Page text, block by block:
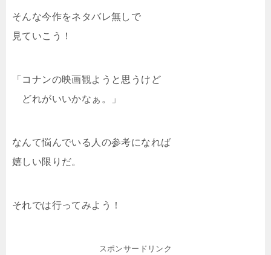
そんな今作をネタバレ無しで
見ていこう！
「コナンの映画観ようと思うけど
どれがいいかなぁ。」
なんて悩んでいる人の参考になれば
嬉しい限りだ。
それでは行ってみよう！
スポンサードリンク